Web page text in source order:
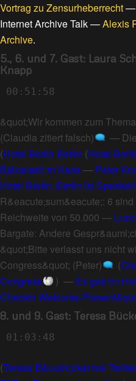
Vortrag zu Zensurheberrecht—
Internet Archive Talk—Alexis
Archive.
5., 6. und 7. Gast: Laura
Knapp
00:51:58
&quot;Wir kommen zum
(Claudia zitiert falsch)
—
(Hotel Berlin Berlin (Hotel
Bj&oslash;rn Kaas— Peter
Hotel Berlin, Berlin ist
R&eacute;sum&eacute;: 6
Reichweite von 50.000 —
Bargate: Andere
&quot;Bitte verlasst uns nicht
Congress&quot; (Peter)
(
Congress
) — Es gab im
Checkin Welcome-
8. und 9. Gast: Teresa
01:03:48
(Teresa B&uuml;cker bei Twitter